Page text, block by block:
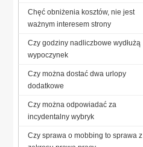
Chęć obniżenia kosztów, nie jest
ważnym interesem strony
Czy godziny nadliczbowe wydłużą
wypoczynek
Czy można dostać dwa urlopy
dodatkowe
Czy można odpowiadać za
incydentalny wybryk
Czy sprawa o mobbing to sprawa z